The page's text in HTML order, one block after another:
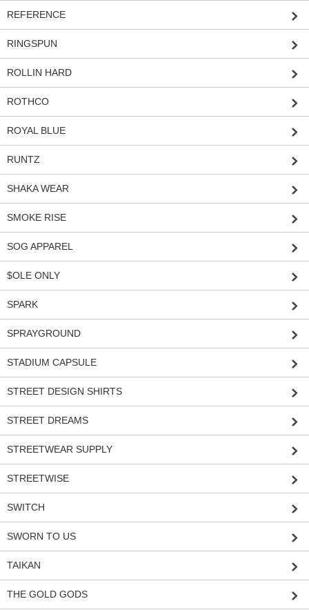
REFERENCE
RINGSPUN
ROLLIN HARD
ROTHCO
ROYAL BLUE
RUNTZ
SHAKA WEAR
SMOKE RISE
SOG APPAREL
$OLE ONLY
SPARK
SPRAYGROUND
STADIUM CAPSULE
STREET DESIGN SHIRTS
STREET DREAMS
STREETWEAR SUPPLY
STREETWISE
SWITCH
SWORN TO US
TAIKAN
THE GOLD GODS